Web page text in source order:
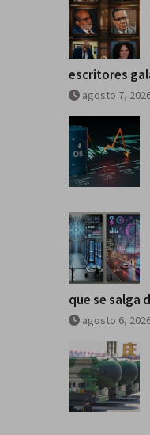
escritores
agosto 7,
que se salga
agosto 6,